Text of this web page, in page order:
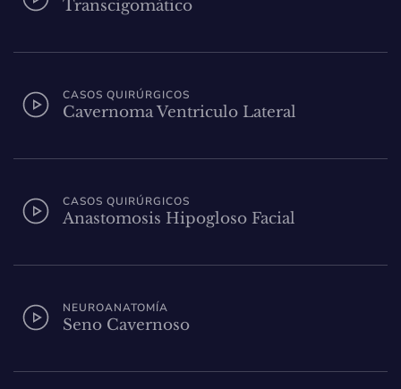
Transcigomático
CASOS QUIRÚRGICOS
Cavernoma Ventriculo Lateral
CASOS QUIRÚRGICOS
Anastomosis Hipogloso Facial
NEUROANATOMÍA
Seno Cavernoso